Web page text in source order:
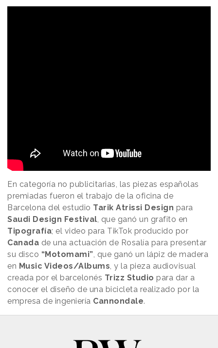
En categoría no publicitarias, las piezas españolas
premiadas fueron el trabajo de la oficina de
Barcelona del estudio Tarik Atrissi Design para
Saudi Design Festival, que ganó un grafito en
Tipografía; el video para TikTok producido por
Canada de una actuación de Rosalía para presentar
su disco “Motomami”, que ganó un lápiz de madera
en Music Videos/Albums, y la pieza audiovisual
creada por el barcelonés Trizz Studio para dar a
conocer el diseño de una bicicleta realizado por la
empresa de ingeniería Cannondale.